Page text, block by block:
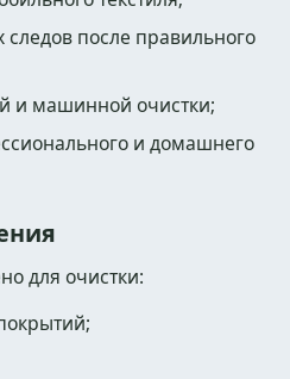
следов после правильного
и машинной очистки;
и домашнего
для очистки: